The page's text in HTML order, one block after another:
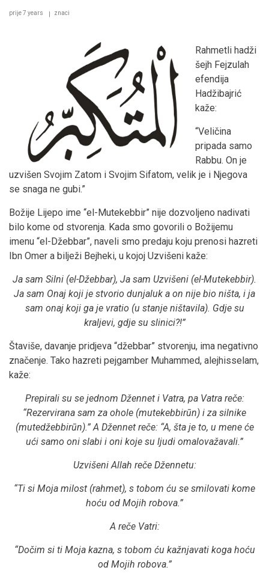
prije 7 years znaci
Rahmetli hadži
šejh Fejzulah
efendija
Hadžibajrić
kaže:
“Veličina
pripada samo
Rabbu. On je
uzvišen Svojim Zatom i Svojim Sifatom, velik je i Njegova
se snaga ne gubi.”
Božije Lijepo ime “el-Mutekebbir” nije dozvoljeno nadivati
bilo kome od stvorenja. Kada smo govorili o Božijemu
imenu “el-Džebbar”, naveli smo predaju koju prenosi hazreti
Ibn Omer a bilježi Bejheki, u kojoj Uzvišeni kaže:
Ja sam Silni (el-Džebbar), Ja sam Uzvišeni (el-Mutekebbir).
Ja sam Onaj koji je stvorio dunjaluk a on nije bio ništa, i ja
sam onaj koji ga je vratio (u stanje ništavila). Gdje su
kraljevi, gdje su slinici?!”
Štaviše, davanje pridjeva “džebbar” stvorenju, ima negativno
značenje. Tako hazreti pejgamber Muhammed, alejhisselam,
kaže:
Prepirali su se jednom Džennet i Vatra, pa Vatra reče:
“Rezervirana sam za ohole (mutekebbirūn) i za silnike
(mutedžebbirūn).” A Džennet reče: “A, šta je to, u mene će
ući samo oni slabi i oni koje su ljudi omalovažavali.”
Uzvišeni Allah reče Džennetu:
“Ti si Moja milost (rahmet), s tobom ću se smilovati kome
hoću od Mojih robova.”
A reče Vatri:
“Dočim si ti Moja kazna, s tobom ću kažnjavati koga hoću
od Mojih robova.”